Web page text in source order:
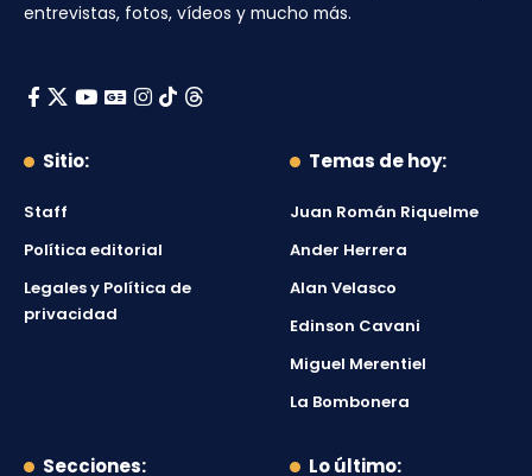
entrevistas, fotos, vídeos y mucho más.
Sitio:
Staff
Política editorial
Legales y Política de
privacidad
Temas de hoy:
Juan Román Riquelme
Ander Herrera
Alan Velasco
Edinson Cavani
Miguel Merentiel
La Bombonera
Secciones: Lo último: